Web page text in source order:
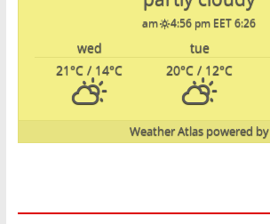
6:26 am
4:56 pm EET
tue
wed
20°C / 12°C
21°C / 14°C
powered by
Weather Atlas